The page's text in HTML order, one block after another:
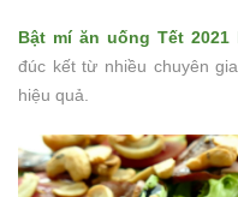
Bật mí ăn uống Tết
đúc kết từ nhiều chuyên
hiệu quả.